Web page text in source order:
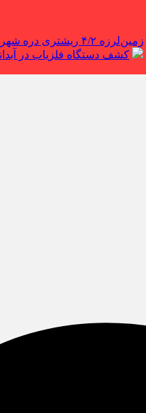
زمین‌لرزه ۴/۲ ریشتری دره شهر را لرزاند
کشف دستگاه فلزیاب در